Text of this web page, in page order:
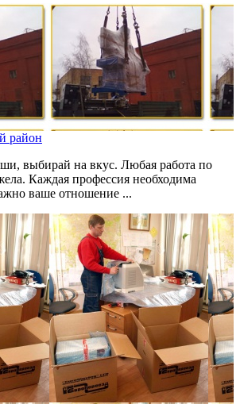
район
выбирай на вкус. Любая работа по
Каждая профессия необходима
ваше отношение ...